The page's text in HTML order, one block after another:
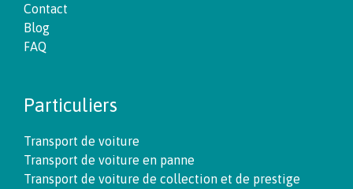
Contact
Blog
FAQ
Particuliers
Transport de voiture
Transport de voiture en panne
Transport de voiture de collection et de prestige